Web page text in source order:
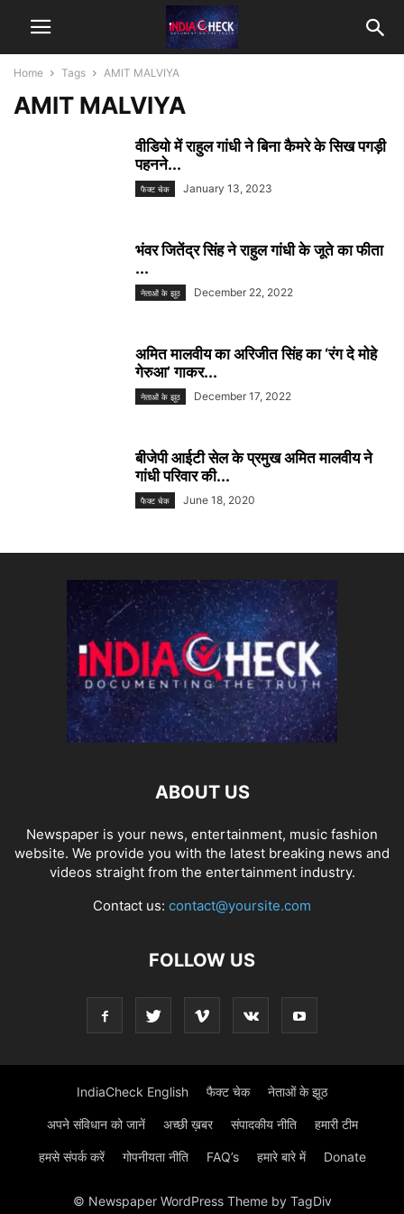
Home Tags AMIT MALVIYA
AMIT MALVIYA
वीडियो में राहुल गांधी ने बिना कैमरे के सिख पगड़ी
पहनने...
फैक्ट चेक January 13, 2023
भंवर जितेंद्र सिंह ने राहुल गांधी के जूते का फीता
...
नेताओं के झूठ December 22, 2022
अमित मालवीय का अरिजीत सिंह का ‘रंग दे मोहे
गेरुआ’ गाकर...
नेताओं के झूठ December 17, 2022
बीजेपी आईटी सेल के प्रमुख अमित मालवीय ने
गांधी परिवार की...
फैक्ट चेक June 18, 2020
ABOUT US
Newspaper is your news, entertainment, music fashion
website. We provide you with the latest breaking news and
videos straight from the entertainment industry.
Contact us: contact@yoursite.com
FOLLOW US
IndiaCheck English फैक्ट चेक नेताओं के झूठ
अपने संविधान को जानें अच्छी ख़बर संपादकीय नीति हमारी टीम
हमसे संपर्क करें गोपनीयता नीति FAQ’s हमारे बारे में Donate
© Newspaper WordPress Theme by TagDiv